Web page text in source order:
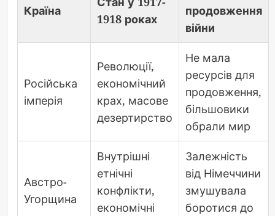
Країна
1918 роках
продовження
війни
Російська
імперія
Революції,
економічний
крах, масове
дезертирство
Не мала
ресурсів для
продовження,
більшовики
обрали мир
Австро-
Угорщина
Внутрішні
етнічні
конфлікти,
економічні
Залежність
від Німеччини
змушувала
боротися до